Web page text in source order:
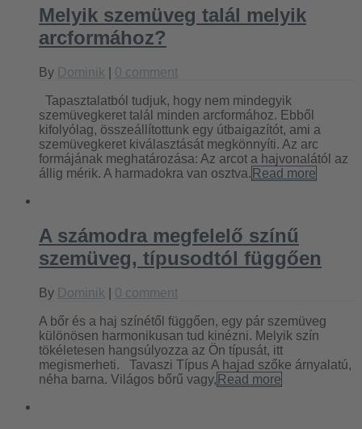
Melyik szemüveg talál melyik
arcformához?
By Dominik 0 comment
Tapasztalatból tudjuk, hogy nem mindegyik
szemüvegkeret talál minden arcformához. Ebből
kifolyólag, összeállítottunk egy útbaigazítót, ami a
szemüvegkeret kiválasztását megkönnyíti. Az arc
formájának meghatározása: Az arcot a hajvonalától az
állig mérik. A harmadokra van osztva. Read more
A számodra megfelelő színű
szemüveg, típusodtól függően
By Dominik 0 comment
A bőr és a haj színétől függően, egy pár szemüveg
különösen harmonikusan tud kinézni. Melyik szín
tökéletesen hangsúlyozza az Ön típusát, itt
megismerheti. Tavaszi Típus A hajad szőke árnyalatú,
néha barna. Világos bőrű vagy, Read more